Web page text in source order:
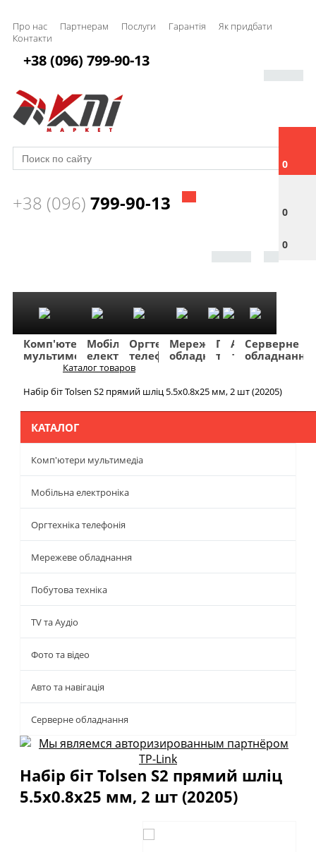
Про нас Партнерам Послуги Гарантія
Як придбати
Контакти
0
0
0
+38 (096) 799-90-13
+38 (096) 799-90-13
Комп'ютери
мультимедіа
Мобільна
електроніка
Оргтехніка
телефонія
Мережеве
обладнання
Побутова
техніка
TV
та
Фото
та
Авто
та
Серверне
обладнання
Каталог товаров
Набір біт Tolsen S2 прямий шліц 5.5х0.8х25 мм, 2 шт (20205)
КАТАЛОГ
Комп'ютери мультимедіа
Мобільна електроніка
Оргтехніка телефонія
Мережеве обладнання
Побутова техніка
TV та Аудіо
Фото та відео
Авто та навігація
Серверне обладнання
Набір біт Tolsen S2 прямий шліц
5.5х0.8х25 мм, 2 шт (20205)